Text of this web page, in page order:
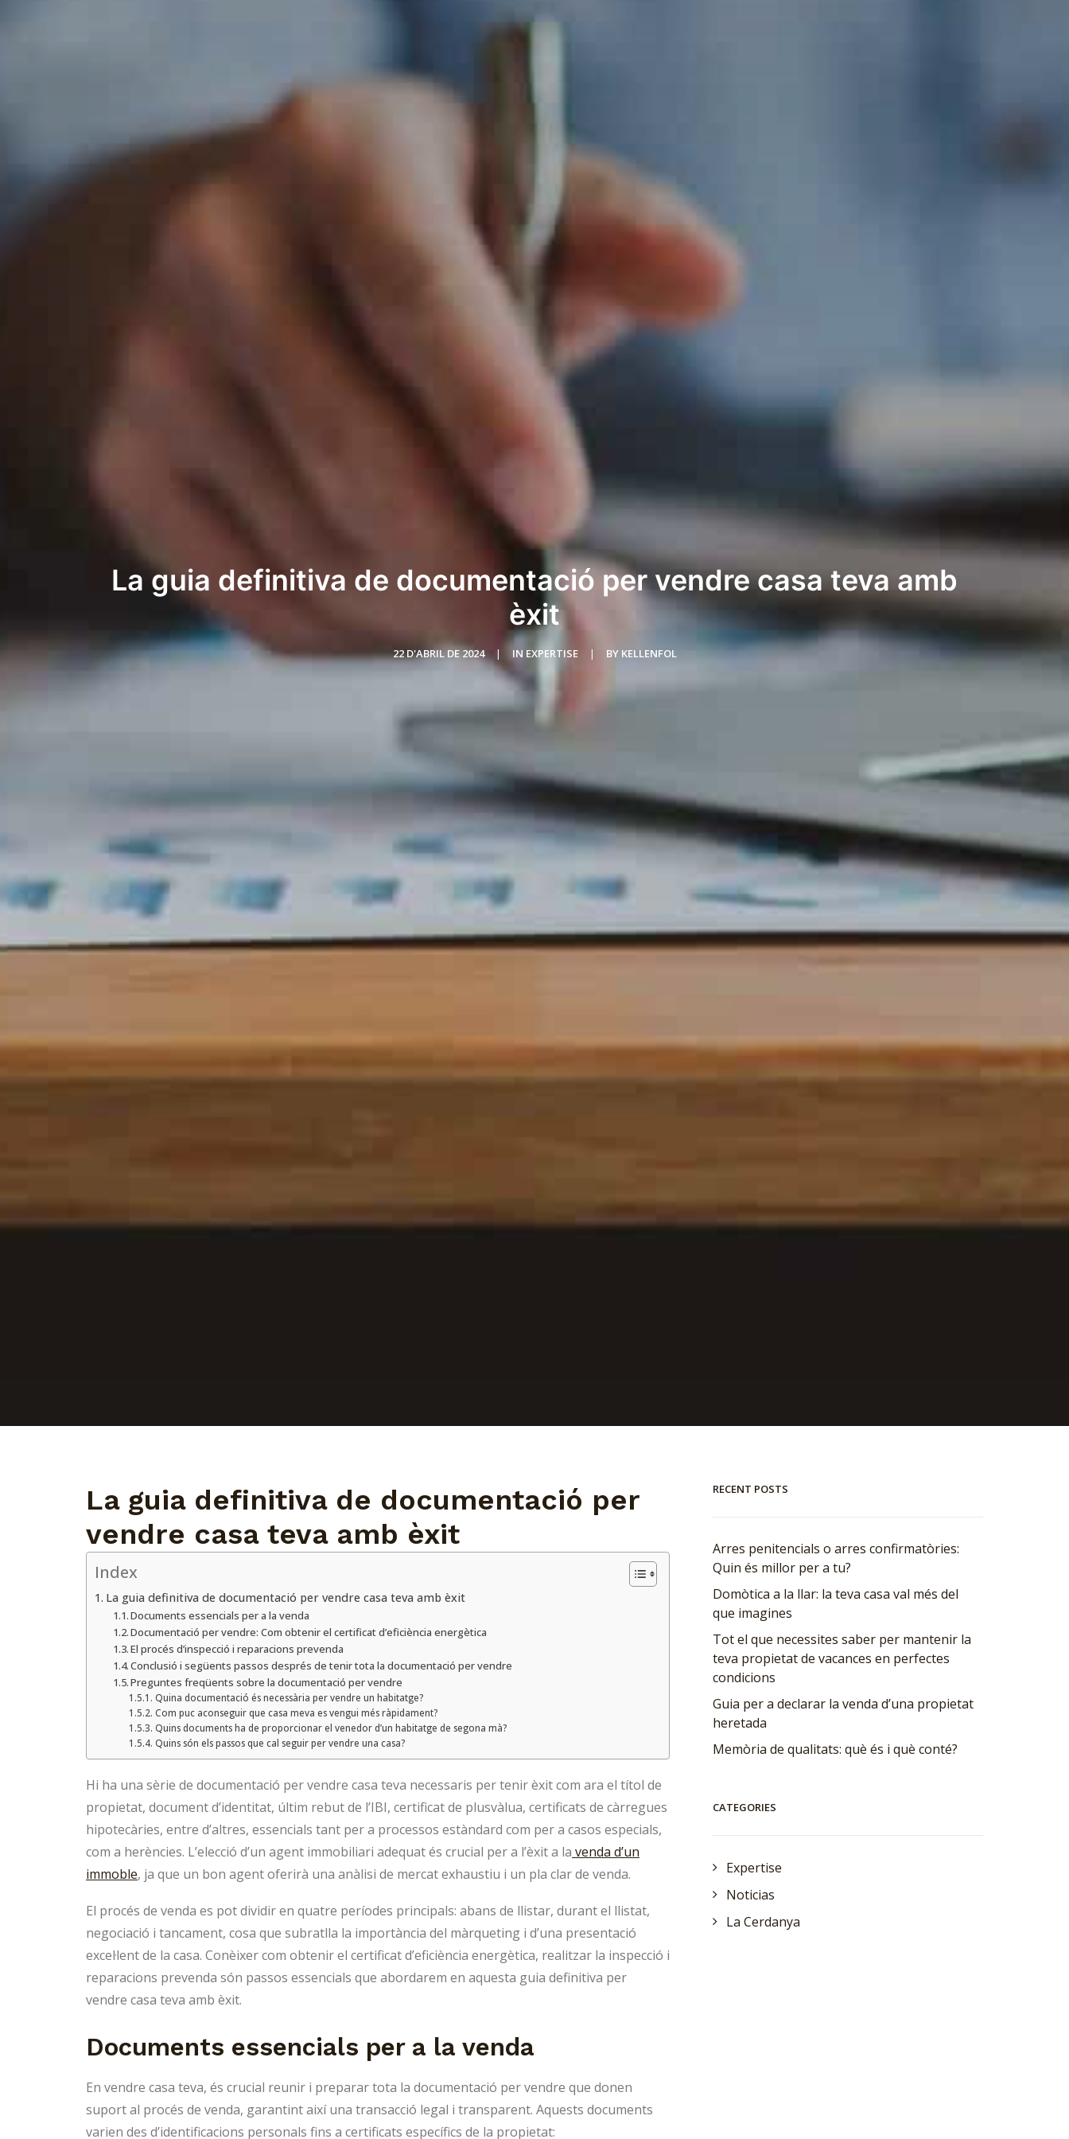
La guia definitiva de documentació per vendre casa teva amb
èxit
22 D'ABRIL DE 2024 | IN EXPERTISE | BY KELLENFOL
La guia definitiva de documentació per
vendre casa teva amb èxit
Index
La guia definitiva de documentació per vendre casa teva amb èxit
Documents essencials per a la venda
Documentació per vendre: Com obtenir el certificat d’eficiència energètica
El procés d’inspecció i reparacions prevenda
Conclusió i següents passos després de tenir tota la documentació per vendre
Preguntes freqüents sobre la documentació per vendre
Quina documentació és necessària per vendre un habitatge?
Com puc aconseguir que casa meva es vengui més ràpidament?
Quins documents ha de proporcionar el venedor d’un habitatge de segona mà?
Quins són els passos que cal seguir per vendre una casa?
Hi ha una sèrie de documentació per vendre casa teva necessaris per tenir èxit com ara el títol de
propietat, document d’identitat, últim rebut de l’IBI, certificat de plusvàlua, certificats de càrregues
hipotecàries, entre d’altres, essencials tant per a processos estàndard com per a casos especials,
com a herències. L’elecció d’un agent immobiliari adequat és crucial per a l’èxit a la venda d’un
immoble, ja que un bon agent oferirà una anàlisi de mercat exhaustiu i un pla clar de venda.
El procés de venda es pot dividir en quatre períodes principals: abans de llistar, durant el llistat,
negociació i tancament, cosa que subratlla la importància del màrqueting i d’una presentació
excel·lent de la casa. Conèixer com obtenir el certificat d’eficiència energètica, realitzar la inspecció i
reparacions prevenda són passos essencials que abordarem en aquesta guia definitiva per
vendre casa teva amb èxit.
Documents essencials per a la venda
En vendre casa teva, és crucial reunir i preparar tota la documentació per vendre que donen
suport al procés de venda, garantint així una transacció legal i transparent. Aquests documents
varien des d’identificacions personals fins a certificats específics de la propietat:
RECENT POSTS
Arres penitencials o arres confirmatòries:
Quin és millor per a tu?
Domòtica a la llar: la teva casa val més del
que imagines
Tot el que necessites saber per mantenir la
teva propietat de vacances en perfectes
condicions
Guia per a declarar la venda d’una propietat
heretada
Memòria de qualitats: què és i què conté?
CATEGORIES
Expertise
Noticias
La Cerdanya